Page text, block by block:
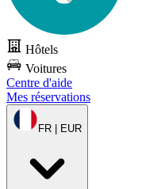
Hôtels
Voitures
Centre d'aide
Mes réservations
FR | EUR